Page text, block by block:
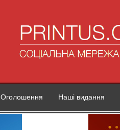
Оголошення Наші видання